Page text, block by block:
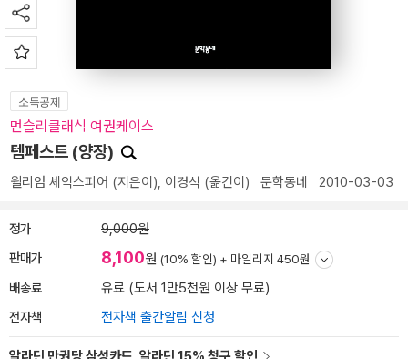
소득공제
먼슬리클래식 여권케이스
템페스트 (양장)
윌리엄 셰익스피어 (지은이), 이경식 (옮긴이) 문학동네 2010-03-03
정가 9,000원
판매가 8,100원 (10% 할인) + 마일리지 450원
배송료 유료 (도서 1만5천원 이상 무료)
전자책 전자책 출간알림 신청